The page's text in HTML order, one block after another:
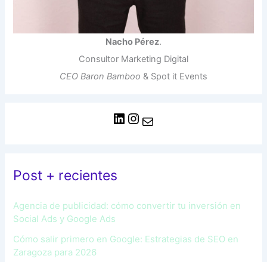
Nacho Pérez.
Consultor Marketing Digital
CEO Baron Bamboo & Spot it Events
Post + recientes
Agencia de publicidad: cómo convertir tu inversión en
Social Ads y Google Ads
Cómo salir primero en Google: Estrategias de SEO en
Zaragoza para 2026